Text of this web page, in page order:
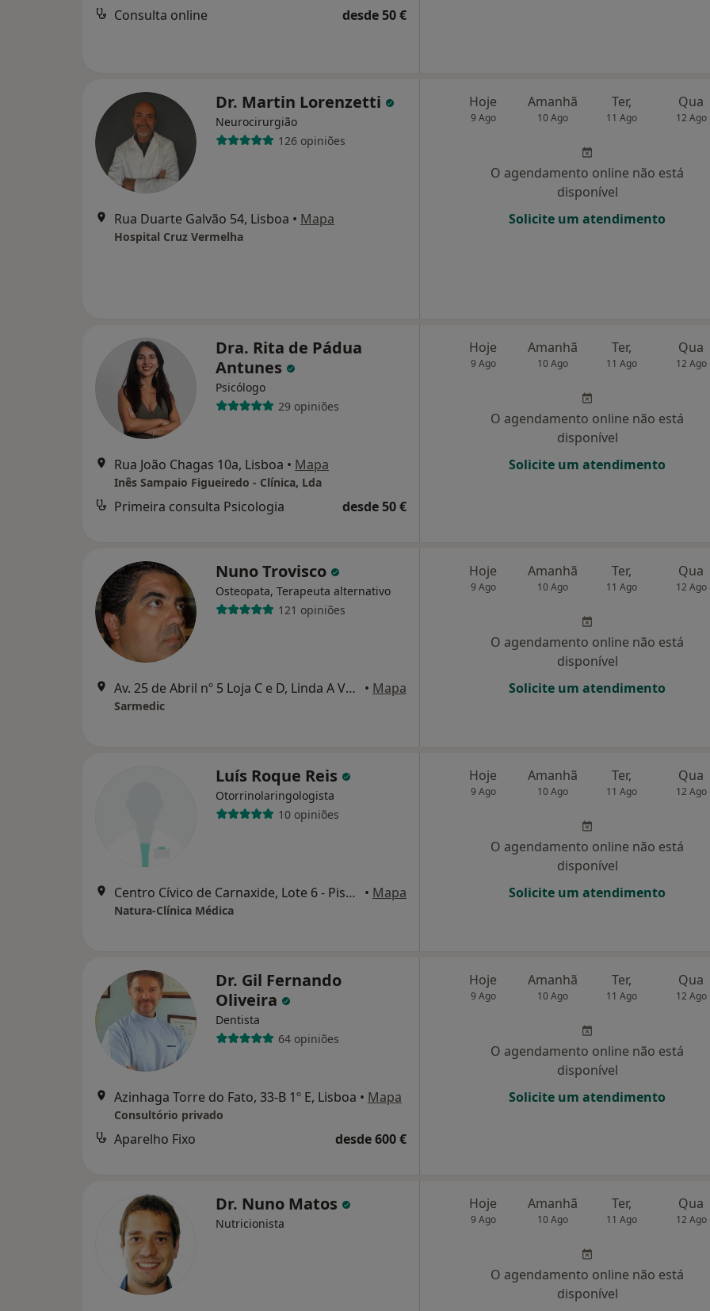
Consulta online desde 50 €
Dr. Martin Lorenzetti
Neurocirurgião
126 opiniões
Rua Duarte Galvão 54, Lisboa • Mapa
Hospital Cruz Vermelha
Hoje
9 Ago
Amanhã
10 Ago
Ter,
11 Ago
Qua
12 Ago
O agendamento online não está
disponível
Solicite um atendimento
Dra. Rita de Pádua
Antunes
Psicólogo
29 opiniões
Rua João Chagas 10a, Lisboa • Mapa
Inês Sampaio Figueiredo - Clínica, Lda
Primeira consulta Psicologia desde 50 €
Hoje
9 Ago
Amanhã
10 Ago
Ter,
11 Ago
Qua
12 Ago
O agendamento online não está
disponível
Solicite um atendimento
Nuno Trovisco
Osteopata, Terapeuta alternativo
121 opiniões
Av. 25 de Abril nº 5 Loja C e D, Linda A Velha • Mapa
Sarmedic
Hoje
9 Ago
Amanhã
10 Ago
Ter,
11 Ago
Qua
12 Ago
O agendamento online não está
disponível
Solicite um atendimento
Luís Roque Reis
Otorrinolaringologista
10 opiniões
Centro Cívico de Carnaxide, Lote 6 - Piso 1-Loja 7, Carnaxide • Mapa
Natura-Clínica Médica
Hoje
9 Ago
Amanhã
10 Ago
Ter,
11 Ago
Qua
12 Ago
O agendamento online não está
disponível
Solicite um atendimento
Dr. Gil Fernando
Oliveira
Dentista
64 opiniões
Azinhaga Torre do Fato, 33-B 1º E, Lisboa • Mapa
Consultório privado
Aparelho Fixo desde 600 €
Hoje
9 Ago
Amanhã
10 Ago
Ter,
11 Ago
Qua
12 Ago
O agendamento online não está
disponível
Solicite um atendimento
Dr. Nuno Matos
Nutricionista
Hoje
9 Ago
Amanhã
10 Ago
Ter,
11 Ago
Qua
12 Ago
O agendamento online não está
disponível